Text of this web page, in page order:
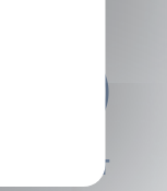
CONTACT